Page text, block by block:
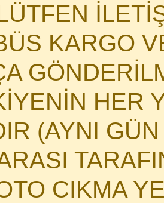
KARGO
HER
(AYNI
CIKMA